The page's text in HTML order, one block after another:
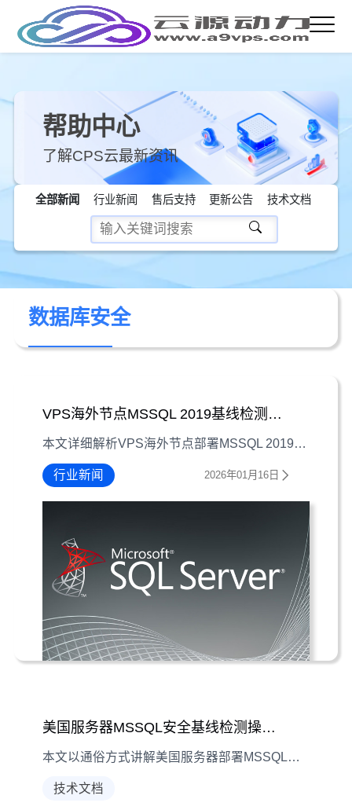
帮助中心
了解CPS云最新资讯
全部新闻 行业新闻 售后支持 更新公告 技术文档
数据库安全
VPS海外节点MSSQL 2019基线检测指南
本文详细解析VPS海外节点部署MSSQL 2019时的基线检测流程，涵盖环境准备、配置规则、检测步骤及结果处理，助力保障数据库安全合规。
行业新闻 2026年01月16日
美国服务器MSSQL安全基线检测操作指南
本文以通俗方式讲解美国服务器部署MSSQL时的安全基线检测流程，涵盖账户安全、权限分配、审计设置等核心步骤，助你系统排查服务器安全隐患。
技术文档